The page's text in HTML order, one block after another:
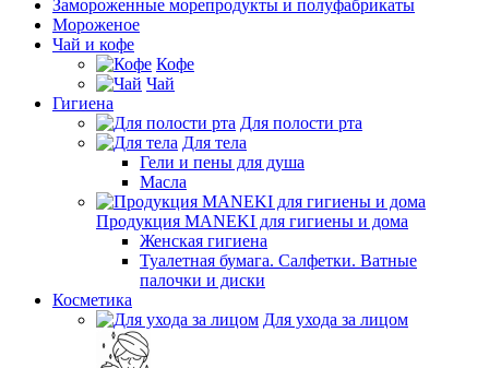
Замороженные морепродукты и полуфабрикаты
Мороженое
Чай и кофе
Кофе
Чай
Гигиена
Для полости рта
Для тела
Гели и пены для душа
Масла
Продукция MANEKI для гигиены и дома
Женская гигиена
Туалетная бумага. Салфетки. Ватные
палочки и диски
Косметика
Для ухода за лицом